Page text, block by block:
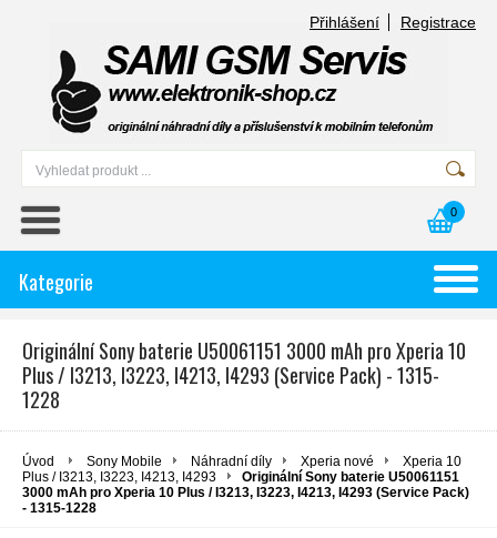
Přihlášení Registrace
0
Kategorie
Originální Sony baterie U50061151 3000 mAh pro Xperia 10
Plus / I3213, I3223, I4213, I4293 (Service Pack) - 1315-
1228
Úvod Sony Mobile Náhradní díly Xperia nové
Xperia 10
Plus / I3213, I3223, I4213, I4293
Originální Sony baterie U50061151
3000 mAh pro Xperia 10 Plus / I3213, I3223, I4213, I4293 (Service Pack)
- 1315-1228